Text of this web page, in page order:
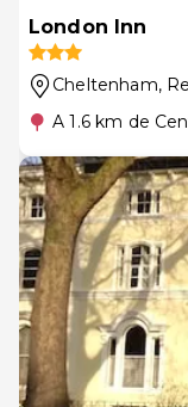
London Inn
Cheltenham,
A 1.6 km de